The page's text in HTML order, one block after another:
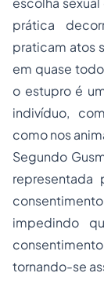
prática
praticam atos
em quase
o estupro é
indivíduo,
como nos
Segundo
impedindo
tornando-se